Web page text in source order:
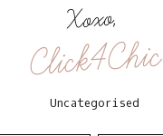
Xoxo,
Click4Chic
Uncategorised